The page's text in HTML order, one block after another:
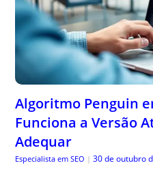
Algoritmo Penguin
Funciona a Versão
Adequar
Especialista em SEO | 30 de outubro